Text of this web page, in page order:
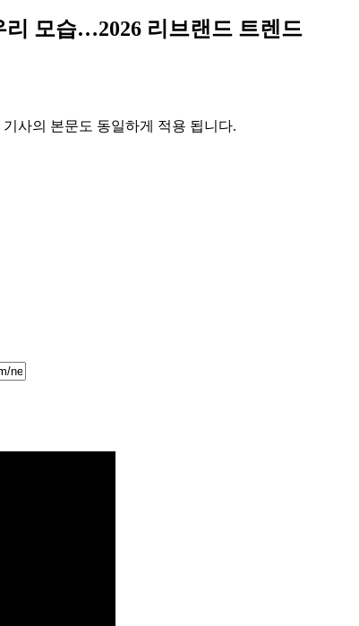
리 모습…2026 리브랜드 트렌드
사의 본문도 동일하게 적용 됩니다.